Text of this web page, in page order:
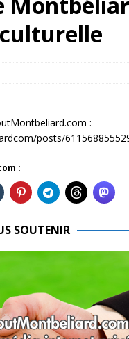
:
posts/
:
SOUTENIR